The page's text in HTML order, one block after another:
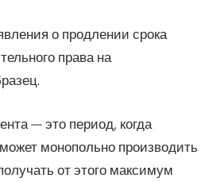
о продлении срока
права на
— это период, когда
монопольно производить
от этого максимум